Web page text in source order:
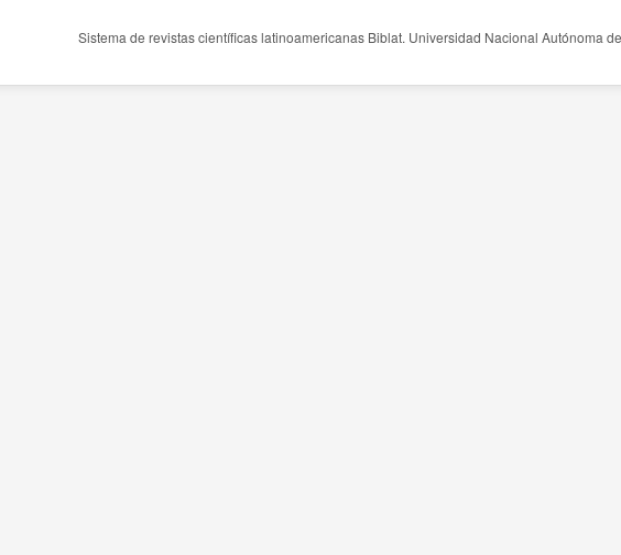
Sistema de revistas científicas latinoamericanas Biblat. Universidad Nacional Autónoma